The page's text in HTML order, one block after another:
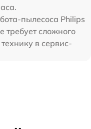
пылесоса Philips
требует сложного
в сервис-